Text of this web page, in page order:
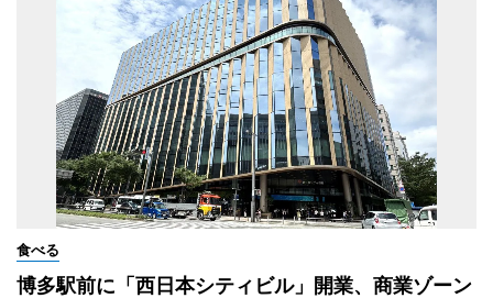
食べる
博多駅前に「西日本シティビル」開業、商業ゾーン